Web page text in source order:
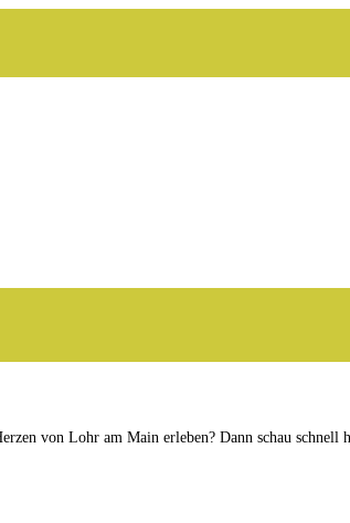
von Lohr am Main erleben? Dann schau schnell